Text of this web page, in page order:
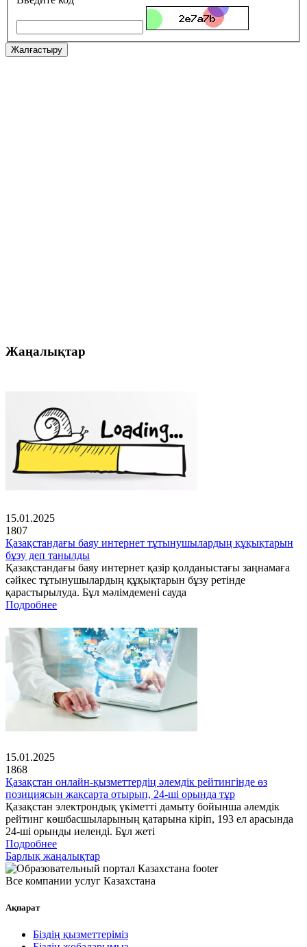
Жалғастыру
Жаңалықтар
15.01.2025
1807
Қазақстандағы баяу интернет тұтынушылардың құқықтарын
бұзу деп танылды
Қазақстандағы баяу интернет қазір қолданыстағы заңнамаға
сәйкес тұтынушылардың құқықтарын бұзу ретінде
қарастырылуда. Бұл мәлімдемені сауда
Подробнее
15.01.2025
1868
Қазақстан онлайн-қызметтердің әлемдік рейтингінде өз
позициясын жақсарта отырып, 24-ші орында тұр
Қазақстан электрондық үкіметті дамыту бойынша әлемдік
рейтинг көшбасшыларының қатарына кіріп, 193 ел арасында
24-ші орынды иеленді. Бұл жеті
Подробнее
Барлық жаңалықтар
Все компании услуг Казахстана
Ақпарат
Біздің қызметтеріміз